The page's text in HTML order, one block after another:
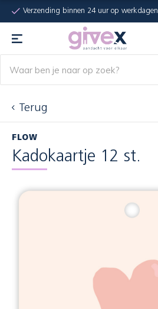
Verzending binnen 24 uur op werkdagen
Terug
FLOW
Kadokaartje 12 st.